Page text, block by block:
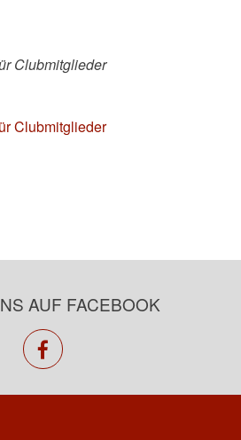
Clubmitglieder
Clubmitglieder
AUF FACEBOOK
facebook